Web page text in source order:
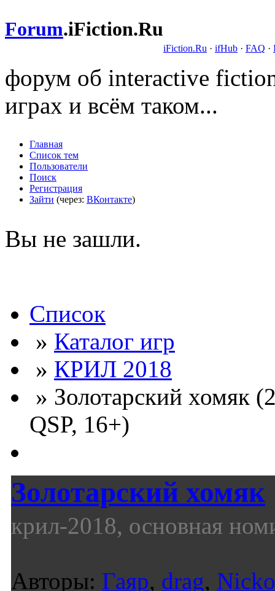
Forum.iFiction.Ru
iFiction.Ru · ifHub · FAQ ·
форум об interactive
играх и всём таком...
Главная
Список тем
Пользователи
Поиск
Регистрация
Зайти (через: ВКонтакте)
Вы не зашли.
Список
» Каталог игр
» КРИЛ 2018
» Золотарский хомяк
QSP, 16+)
Золотарский хомяк
крил-2018, основная
Авторы: Гаяр, drag,